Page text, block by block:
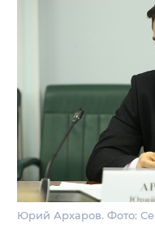
Юрий Архаров. Фото: